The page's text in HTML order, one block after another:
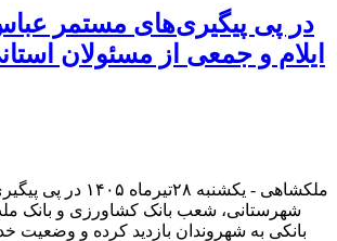
در پی پیگیری‌های مستمر
ایلام و جمعی از مسئولان
ملکشاهی -
شهرستانی، شعب بانک کشاورزی و بانک
بانکی به شهروندان بازدید کرده و